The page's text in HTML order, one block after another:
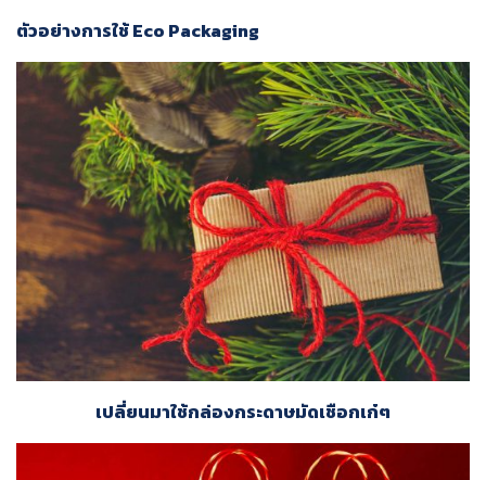
ตัวอย่างการใช้Eco Packaging
เปลี่ยนมาใช้กล่องกระดาษมัดเชือกเก๋ๆ